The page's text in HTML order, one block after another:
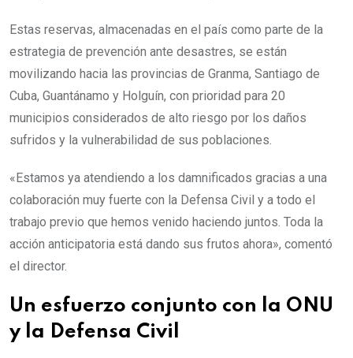
Estas reservas, almacenadas en el país como parte de la
estrategia de prevención ante desastres, se están
movilizando hacia las provincias de Granma, Santiago de
Cuba, Guantánamo y Holguín, con prioridad para 20
municipios considerados de alto riesgo por los daños
sufridos y la vulnerabilidad de sus poblaciones.
«Estamos ya atendiendo a los damnificados gracias a una
colaboración muy fuerte con la Defensa Civil y a todo el
trabajo previo que hemos venido haciendo juntos. Toda la
acción anticipatoria está dando sus frutos ahora», comentó
el director.
Un esfuerzo conjunto con la ONU
y la Defensa Civil